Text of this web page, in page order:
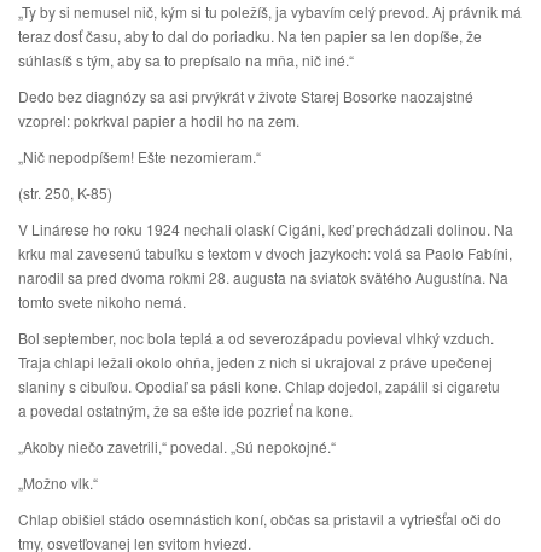
„Ty by si nemusel nič, kým si tu poležíš, ja vybavím celý prevod. Aj právnik má
teraz dosť času, aby to dal do poriadku. Na ten papier sa len dopíše, že
súhlasíš s tým, aby sa to prepísalo na mňa, nič iné.“
Dedo bez diagnózy sa asi prvýkrát v živote Starej Bosorke naozajstné
vzoprel: pokrkval papier a hodil ho na zem.
„Nič nepodpíšem! Ešte nezomieram.“
(str. 250, K-85)
V Linárese ho roku 1924 nechali olaskí Cigáni, keď prechádzali dolinou. Na
krku mal zavesenú tabuľku s textom v dvoch jazykoch: volá sa Paolo Fabíni,
narodil sa pred dvoma rokmi 28. augusta na sviatok svätého Augustína. Na
tomto svete nikoho nemá.
Bol september, noc bola teplá a od severozápadu povieval vlhký vzduch.
Traja chlapi ležali okolo ohňa, jeden z nich si ukrajoval z práve upečenej
slaniny s cibuľou. Opodiaľ sa pásli kone. Chlap dojedol, zapálil si cigaretu
a povedal ostatným, že sa ešte ide pozrieť na kone.
„Akoby niečo zavetrili,“ povedal. „Sú nepokojné.“
„Možno vlk.“
Chlap obišiel stádo osemnástich koní, občas sa pristavil a vytriešťal oči do
tmy, osvetľovanej len svitom hviezd.